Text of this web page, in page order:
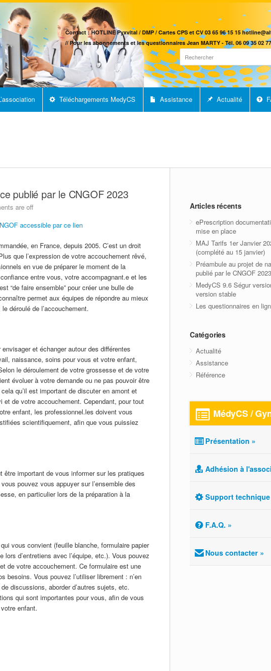
Contact : HOTLINE Pyxvital / DMP / Cartes CPS et CV 03 65 96 15 15
// Pour les abonnements et les questionnaires Jean MARTY - Tél. 06 09 35 02 77
Téléchargements MedyCS Assistance Actualité
publié par le CNGOF 2023
are off
accessible par ce lien
en France, depuis 2005. C’est un droit
que l’expression de votre accouchement rêvé,
en vue de préparer le moment de la
entre vous, votre accompagnant.e et les
“de faire ensemble” pour créer une bulle de
permet aux équipes de répondre au mieux
déroulé de l’accouchement.
et échanger autour des différentes
naissance, soins pour vous et votre enfant,
le déroulement de votre grossesse et de votre
évoluer à votre demande ou ne pas pouvoir être
qu’il est important de discuter en amont et
de votre accouchement. Cependant, pour tout
enfant, les professionnel.les doivent vous
scientifiquement, afin que vous puissiez
important de vous informer sur les pratiques
pouvez vous appuyer sur l’ensemble des
en particulier lors de la préparation à la
vous convient (feuille blanche, formulaire papier
d’entretiens avec l’équipe, etc.). Vous pouvez
de votre accouchement. Ce formulaire est une
Vous pouvez l’utiliser librement : n’en
discussions, aborder d’autres sujets, etc.
qui sont importantes pour vous, afin de vous
enfant.
Articles récents
ePrescription
mise en place
MAJ Tarifs 1er Janvier
(complété au 15 janvier)
Préambule au projet de
publié par le CNGOF 2023
MedyCS 9.6 Ségur
version stable
Les questionnaires en
Catégories
Actualité
Assistance
Référence
MédyCS /
Présentation »
Adhésion à
Support technique
F.A.Q. »
Nous contacter »